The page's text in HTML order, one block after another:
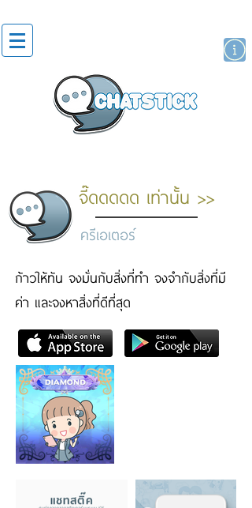
จี๊ดดดดด เท่านั้น >>
ครีเอเตอร์
ก้าวให้ทัน จงมั่นกับสิ่งที่ทำ จงจำกับสิ่งที่มี
ค่า และจงหาสิ่งที่ดีที่สุด